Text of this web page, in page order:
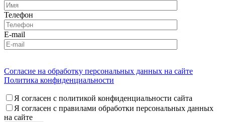
Телефон
E-mail
Согласие на обработку персональных данных на сайте
Политика конфиденциальности
Я согласен с политикой конфиденциальности сайта
Я согласен с правилами обработки персональных данных
на сайте